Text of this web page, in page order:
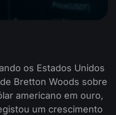
os Estados Unidos
Bretton Woods sobre
americano em ouro,
um crescimento